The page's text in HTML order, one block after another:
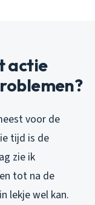
actie
voor de
tijd is de
zie ik
tot na de
lekje wel kan.